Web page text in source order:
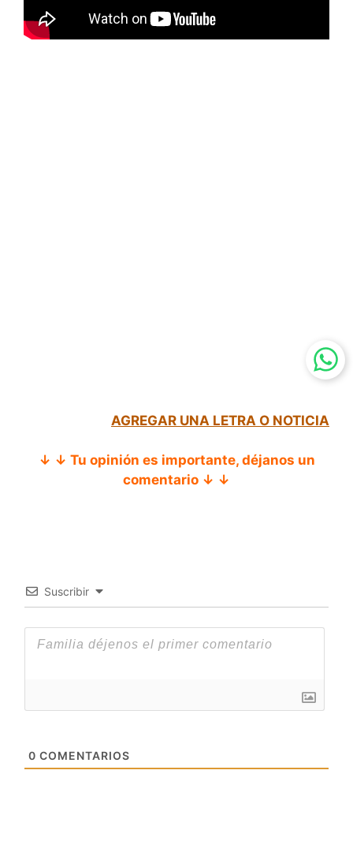
AGREGAR UNA LETRA O NOTICIA
↓ ↓ Tu opinión es importante, déjanos un
comentario ↓ ↓
Suscribir
0 COMENTARIOS